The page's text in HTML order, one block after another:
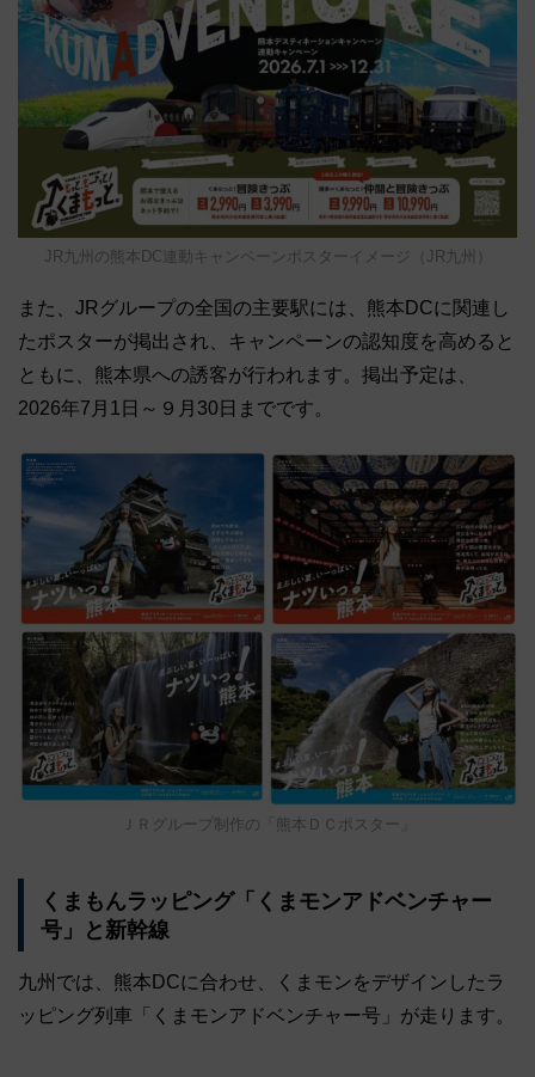
JR九州の熊本DC連動キャンペーンポスターイメージ（JR九州）
また、JRグループの全国の主要駅には、熊本DCに関連し
たポスターが掲出され、キャンペーンの認知度を高めると
ともに、熊本県への誘客が行われます。掲出予定は、
2026年7月1日～９月30日までです。
ＪＲグループ制作の「熊本ＤＣポスター」
くまもんラッピング「くまモンアドベンチャー
号」と新幹線
九州では、熊本DCに合わせ、くまモンをデザインしたラ
ッピング列車「くまモンアドベンチャー号」が走ります。